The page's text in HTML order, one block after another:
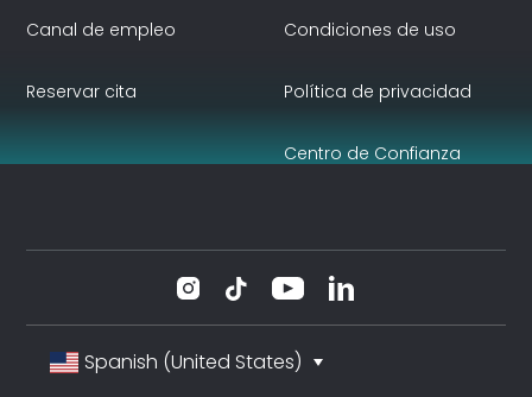
Canal de empleo
Reservar cita
Condiciones de uso
Política de privacidad
Centro de Confianza
Spanish (United States)